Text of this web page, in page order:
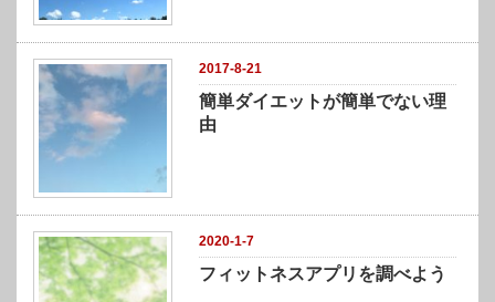
2017-8-21
簡単ダイエットが簡単でない理
由
2020-1-7
フィットネスアプリを調べよう